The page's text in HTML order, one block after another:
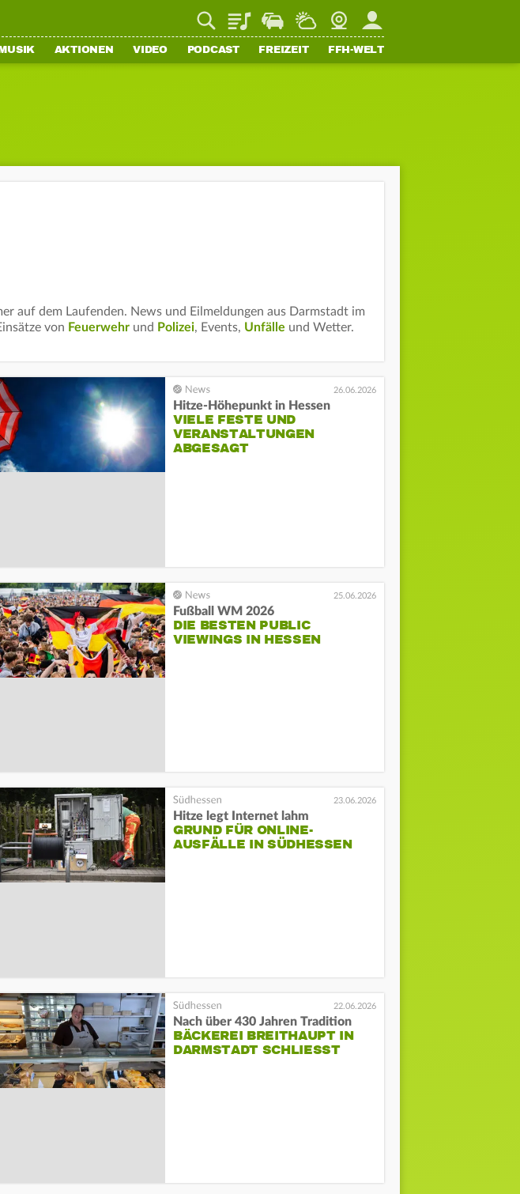
PlaylistStaupilotWetterWebcamMein FFH
AKTIONEN VIDEO PODCAST FREIZEIT FFH-WELT
auf dem Laufenden. News und Eilmeldungen aus Darmstadt im
von Feuerwehr und Polizei, Events, Unfälle und Wetter.
26.06.2026
Hitze-Höhepunkt in Hessen
VIELE FESTE UND
VERANSTALTUNGEN
ABGESAGT
25.06.2026
Fußball WM 2026
DIE BESTEN PUBLIC
VIEWINGS IN HESSEN
23.06.2026
Hitze legt Internet lahm
GRUND FÜR ONLINE-
AUSFÄLLE IN SÜDHESSEN
22.06.2026
Nach über 430 Jahren Tradition
BÄCKEREI BREITHAUPT IN
DARMSTADT SCHLIESST